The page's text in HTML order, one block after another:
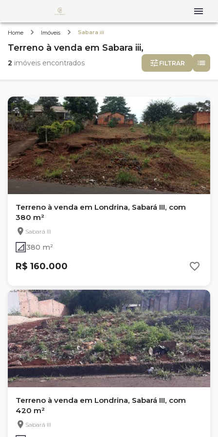
Home Imóveis Sabara iii
Terreno à venda em Sabara iii,
2 imóveis encontrados FILTRAR
Terreno à venda em Londrina, Sabará III, com
380 m²
Sabará III
380 m²
R$ 160.000
Terreno à venda em Londrina, Sabará III, com
420 m²
Sabará III